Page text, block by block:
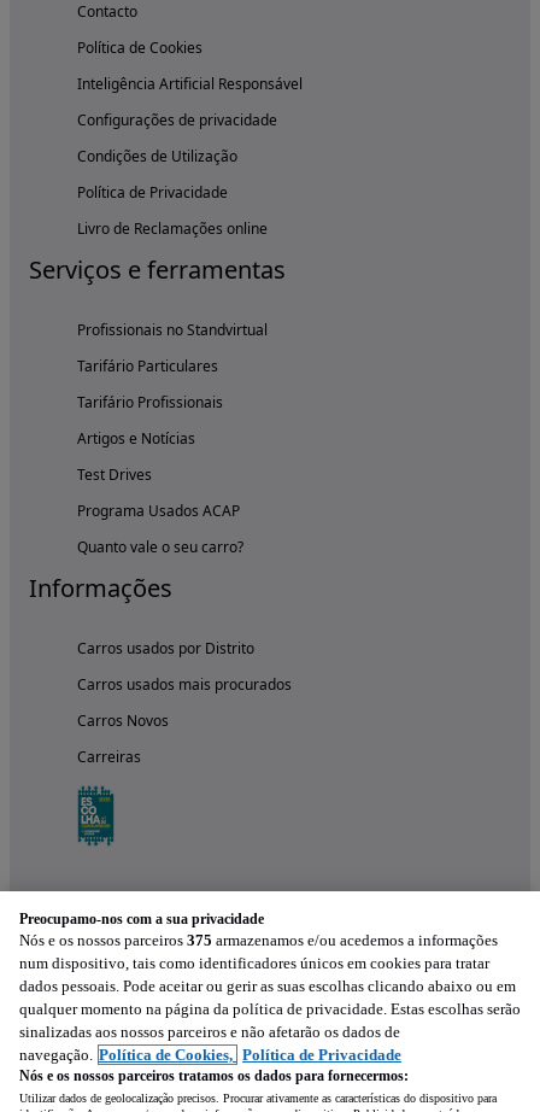
Contacto
Política de Cookies
Inteligência Artificial Responsável
Configurações de privacidade
Condições de Utilização
Política de Privacidade
Livro de Reclamações online
Serviços e ferramentas
Profissionais no Standvirtual
Tarifário Particulares
Tarifário Profissionais
Artigos e Notícias
Test Drives
Programa Usados ACAP
Quanto vale o seu carro?
Informações
Carros usados por Distrito
Carros usados mais procurados
Carros Novos
Carreiras
Experimenta a aplicação
Preocupamo-nos com a sua privacidade
Nós e os nossos parceiros 375 armazenamos e/ou acedemos a informações
num dispositivo, tais como identificadores únicos em cookies para tratar
dados pessoais. Pode aceitar ou gerir as suas escolhas clicando abaixo ou em
qualquer momento na página da política de privacidade. Estas escolhas serão
sinalizadas aos nossos parceiros e não afetarão os dados de
navegação. Política de Cookies, Política de Privacidade
Nós e os nossos parceiros tratamos os dados para fornecermos:
Utilizar dados de geolocalização precisos. Procurar ativamente as características do dispositivo para